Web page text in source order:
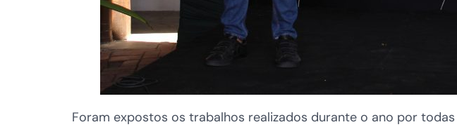
Foram expostos os trabalhos realizados durante o ano por